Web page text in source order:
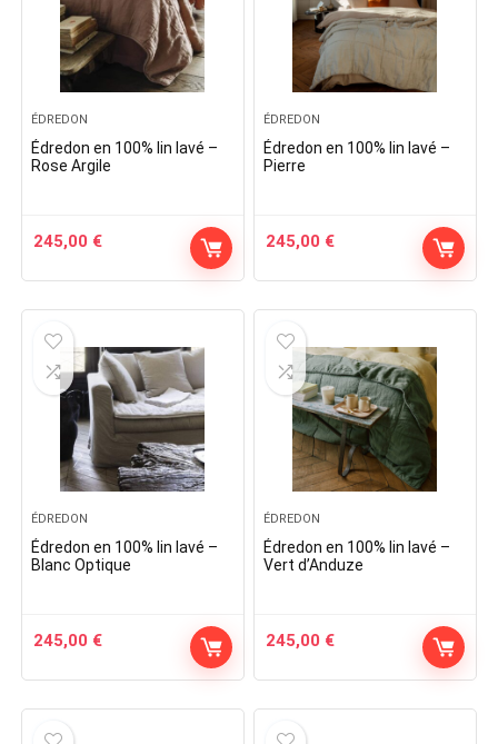
ÉDREDON
Édredon en 100% lin lavé –
Rose Argile
245,00 €
ÉDREDON
Édredon en 100% lin lavé –
Pierre
245,00 €
ÉDREDON
Édredon en 100% lin lavé –
Blanc Optique
245,00 €
ÉDREDON
Édredon en 100% lin lavé –
Vert d’Anduze
245,00 €